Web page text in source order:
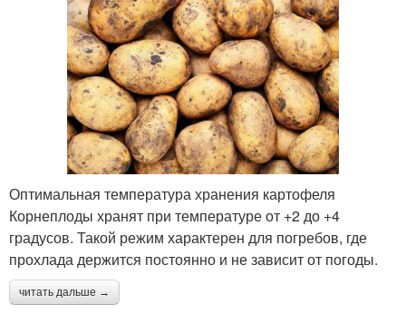
Оптимальная температура хранения картофеля
Корнеплоды хранят при температуре от +2 до +4
градусов. Такой режим характерен для погребов, где
прохлада держится постоянно и не зависит от погоды.
читать дальше →